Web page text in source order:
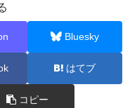
ち～！もりもり食べて元
ックスに立ってみた『え
い』
Bluesky
はてブ
コピー